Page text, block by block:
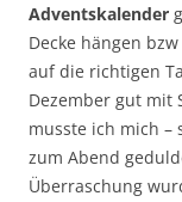
Adventskalender
Decke hängen
auf die richtigen
Dezember gut mit
musste ich mich –
zum Abend
Überraschung